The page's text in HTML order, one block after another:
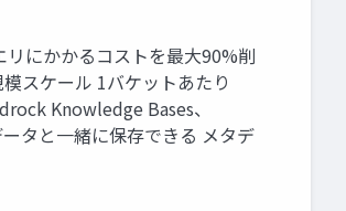
にかかるコストを最大90%削
スケール 1バケットあたり
Knowledge Bases、
タと一緒に保存できる メタデ